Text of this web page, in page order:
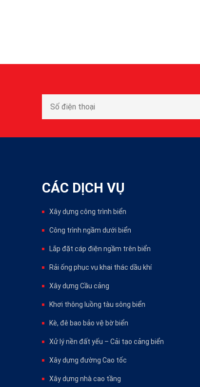
CÁC DỊCH VỤ
Xây dựng công trình biển
Công trình ngầm dưới biển
Lắp đặt cáp điện ngầm trên biển
Rải ống phục vụ khai thác dầu khí
Xây dựng Cầu cảng
Khơi thông luồng tàu sông biển
Kè, đê bao bảo vệ bờ biển
Xử lý nền đất yếu – Cải tạo cảng biển
Xây dựng đường Cao tốc
Xây dựng nhà cao tầng